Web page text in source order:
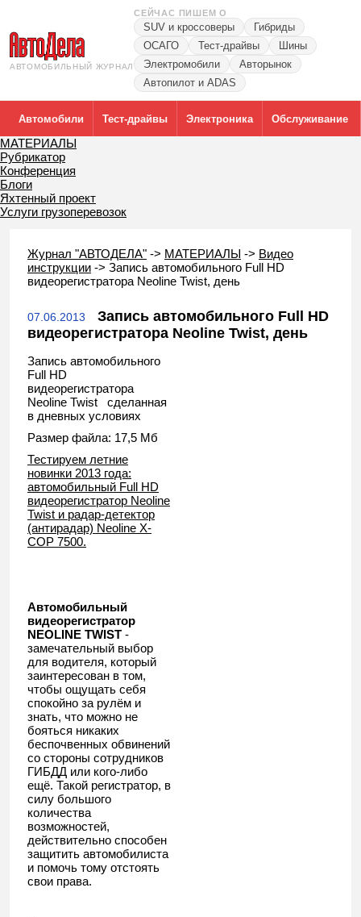
АВТОМОБИЛЬНЫЙ ЖУРНАЛ
СЕЙЧАС ПИШЕМ О
SUV и кроссоверы
Гибриды
ОСАГО
Тест-драйвы
Шины
Электромобили
Авторынок
Автопилот и ADAS
Автомобили Тест-драйвы Электроника Обслуживание
МАТЕРИАЛЫ
Рубрикатор
Конференция
Блоги
Яхтенный проект
Услуги грузоперевозок
Журнал "АВТОДЕЛА" -> МАТЕРИАЛЫ -> Видео
инструкции -> Запись автомобильного Full HD
видеорегистратора Neoline Twist, день
07.06.2013
Запись автомобильного Full HD
видеорегистратора Neoline Twist, день
Запись автомобильного
Full HD
видеорегистратора
Neoline Twist сделанная
в дневных условиях
Размер файла: 17,5 Мб
Тестируем летние
новинки 2013 года:
автомобильный Full HD
видеорегистратор Neoline
Twist и радар-детектор
(антирадар) Neoline X-
COP 7500.
Автомобильный
видеорегистратор
NEOLINE TWIST -
замечательный выбор
для водителя, который
заинтересован в том,
чтобы ощущать себя
спокойно за рулём и
знать, что можно не
бояться никаких
беспочвенных обвинений
со стороны сотрудников
ГИБДД или кого-либо
ещё. Такой регистратор, в
силу большого
количества
возможностей,
действительно способен
защитить автомобилиста
и помочь тому отстоять
свои права.